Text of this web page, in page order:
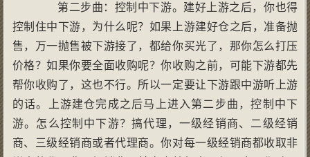
第二步曲：控制中下游。建好上游之后，你也得
控制住中下游，为什么呢？如果上游建好仓之后，准备抛
售，万一抛售被下游接了，都给你买光了，那你怎么打压
价格？如果你要全面收购呢？你收购之前，可能下游都先
帮你收购了，这也不行。所以一定要让下游跟中游听上游
的话。上游建仓完成之后马上进入第二步曲，控制中下
游。怎么控制中下游？搞代理，一级经销商、二级经销
商、三级经销商或者代理商。你对每一级经销商都收取非